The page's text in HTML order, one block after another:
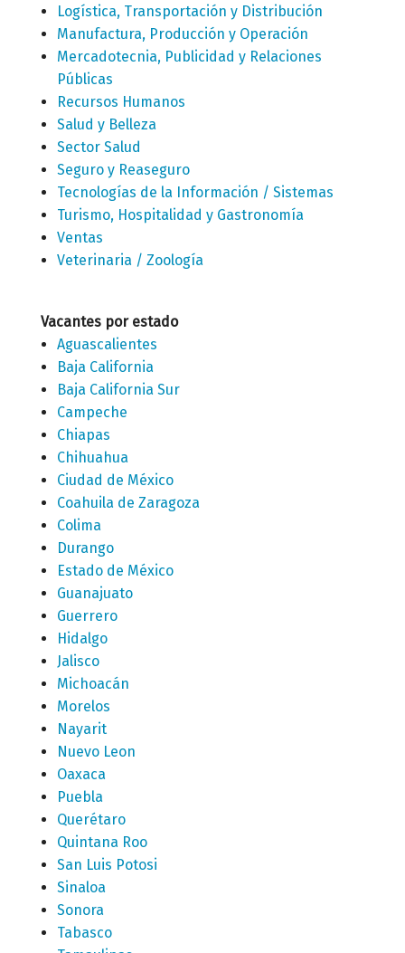
Logística, Transportación y Distribución
Manufactura, Producción y Operación
Mercadotecnia, Publicidad y Relaciones
Públicas
Recursos Humanos
Salud y Belleza
Sector Salud
Seguro y Reaseguro
Tecnologías de la Información / Sistemas
Turismo, Hospitalidad y Gastronomía
Ventas
Veterinaria / Zoología
Vacantes por estado
Aguascalientes
Baja California
Baja California Sur
Campeche
Chiapas
Chihuahua
Ciudad de México
Coahuila de Zaragoza
Colima
Durango
Estado de México
Guanajuato
Guerrero
Hidalgo
Jalisco
Michoacán
Morelos
Nayarit
Nuevo Leon
Oaxaca
Puebla
Querétaro
Quintana Roo
San Luis Potosi
Sinaloa
Sonora
Tabasco